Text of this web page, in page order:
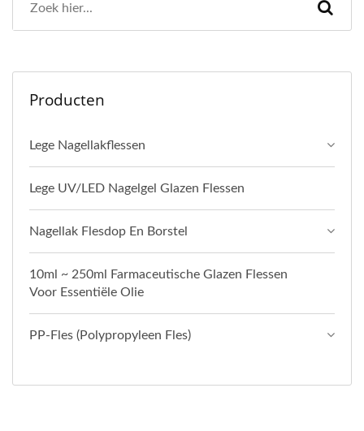
Producten
Lege Nagellakflessen
Lege UV/LED Nagelgel Glazen Flessen
Nagellak Flesdop En Borstel
10ml ~ 250ml Farmaceutische Glazen Flessen
Voor Essentiële Olie
PP-Fles (polypropyleen Fles)